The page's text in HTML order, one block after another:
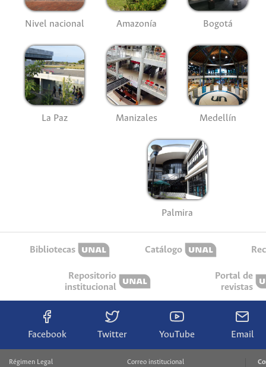
Nivel nacional Amazonía Bogotá
La Paz Manizales Medellín
Palmira
Bibliotecas Catálogo
Repositorio
institucional
Portal de
revistas
Facebook Twitter YouTube Email
Régimen Legal
Correo institucional